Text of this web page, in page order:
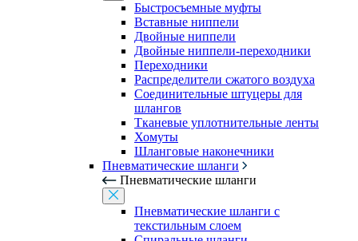
Быстросъемные муфты
Вставные ниппели
Двойные ниппели
Двойные ниппели-переходники
Переходники
Распределители сжатого воздуха
Соединительные штуцеры для
шлангов
Тканевые уплотнительные ленты
Хомуты
Шланговые наконечники
Пневматические шланги
Пневматические шланги
Пневматические шланги с
текстильным слоем